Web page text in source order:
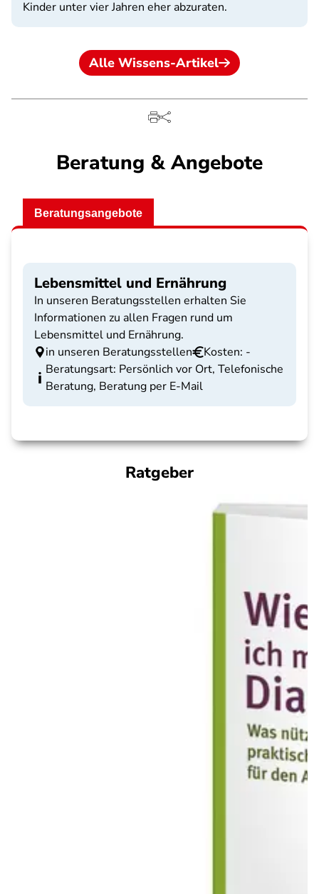
Kinder unter vier Jahren eher abzuraten.
Alle Wissens-Artikel
Beratung & Angebote
Beratungsangebote
Lebensmittel und Ernährung
In unseren Beratungsstellen erhalten Sie
Informationen zu allen Fragen rund um
Lebensmittel und Ernährung.
in unseren Beratungsstellen
Kosten: -
Beratungsart: Persönlich vor Ort, Telefonische
Beratung, Beratung per E-Mail
Ratgeber